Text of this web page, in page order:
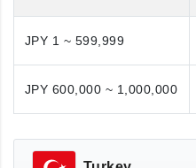
JPY 1 ~ 599,999
JPY 600,000 ~ 1,000,000